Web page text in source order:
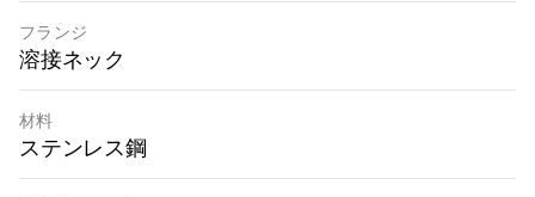
フランジ
溶接ネック
材料
ステンレス鋼